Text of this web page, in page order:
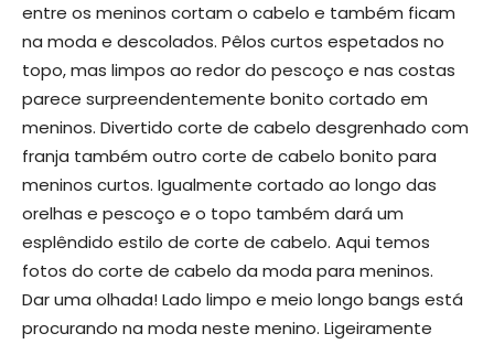
entre os meninos cortam o cabelo e também ficam
na moda e descolados. Pêlos curtos espetados no
topo, mas limpos ao redor do pescoço e nas costas
parece surpreendentemente bonito cortado em
meninos. Divertido corte de cabelo desgrenhado com
franja também outro corte de cabelo bonito para
meninos curtos. Igualmente cortado ao longo das
orelhas e pescoço e o topo também dará um
esplêndido estilo de corte de cabelo. Aqui temos
fotos do corte de cabelo da moda para meninos.
Dar uma olhada! Lado limpo e meio longo bangs está
procurando na moda neste menino. Ligeiramente